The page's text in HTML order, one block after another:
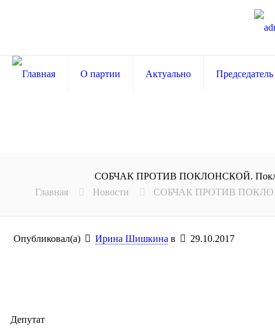
О партии Актуально
СОБЧАК ПРОТИВ ПОКЛОНСКОЙ.
Главная
Новости СОБЧАК ПРОТИВ
Опубликовал(а) Ирина Шишкина в 29.10.2017
Депутат